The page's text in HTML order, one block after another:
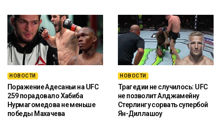
НОВОСТИ
Поражение Адесаньи на UFC
259 порадовало Хабиба
Нурмагомедова не меньше
победы Махачева
НОВОСТИ
Трагедии не случилось: UFC
не позволит Алджамейну
Стерлингу сорвать супербой
Ян-Диллашоу